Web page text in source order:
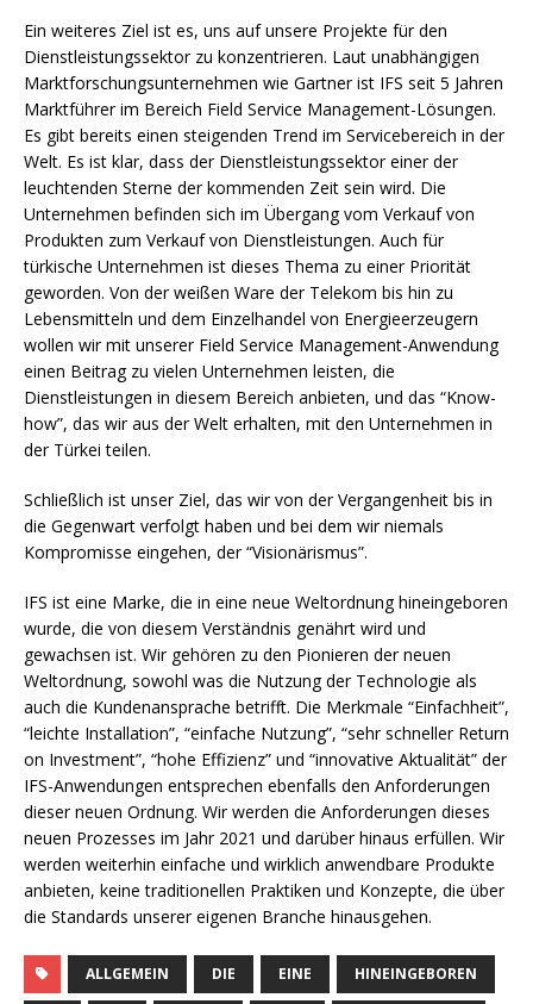
Ein weiteres Ziel ist es, uns auf unsere Projekte für den
Dienstleistungssektor zu konzentrieren. Laut unabhängigen
Marktforschungsunternehmen wie Gartner ist IFS seit 5 Jahren
Marktführer im Bereich Field Service Management-Lösungen.
Es gibt bereits einen steigenden Trend im Servicebereich in der
Welt. Es ist klar, dass der Dienstleistungssektor einer der
leuchtenden Sterne der kommenden Zeit sein wird. Die
Unternehmen befinden sich im Übergang vom Verkauf von
Produkten zum Verkauf von Dienstleistungen. Auch für
türkische Unternehmen ist dieses Thema zu einer Priorität
geworden. Von der weißen Ware der Telekom bis hin zu
Lebensmitteln und dem Einzelhandel von Energieerzeugern
wollen wir mit unserer Field Service Management-Anwendung
einen Beitrag zu vielen Unternehmen leisten, die
Dienstleistungen in diesem Bereich anbieten, und das “Know-
how”, das wir aus der Welt erhalten, mit den Unternehmen in
der Türkei teilen.
Schließlich ist unser Ziel, das wir von der Vergangenheit bis in
die Gegenwart verfolgt haben und bei dem wir niemals
Kompromisse eingehen, der “Visionärismus”.
IFS ist eine Marke, die in eine neue Weltordnung hineingeboren
wurde, die von diesem Verständnis genährt wird und
gewachsen ist. Wir gehören zu den Pionieren der neuen
Weltordnung, sowohl was die Nutzung der Technologie als
auch die Kundenansprache betrifft. Die Merkmale “Einfachheit”,
“leichte Installation”, “einfache Nutzung”, “sehr schneller Return
on Investment”, “hohe Effizienz” und “innovative Aktualität” der
IFS-Anwendungen entsprechen ebenfalls den Anforderungen
dieser neuen Ordnung. Wir werden die Anforderungen dieses
neuen Prozesses im Jahr 2021 und darüber hinaus erfüllen. Wir
werden weiterhin einfache und wirklich anwendbare Produkte
anbieten, keine traditionellen Praktiken und Konzepte, die über
die Standards unserer eigenen Branche hinausgehen.
ALLGEMEIN DIE EINE HINEINGEBOREN